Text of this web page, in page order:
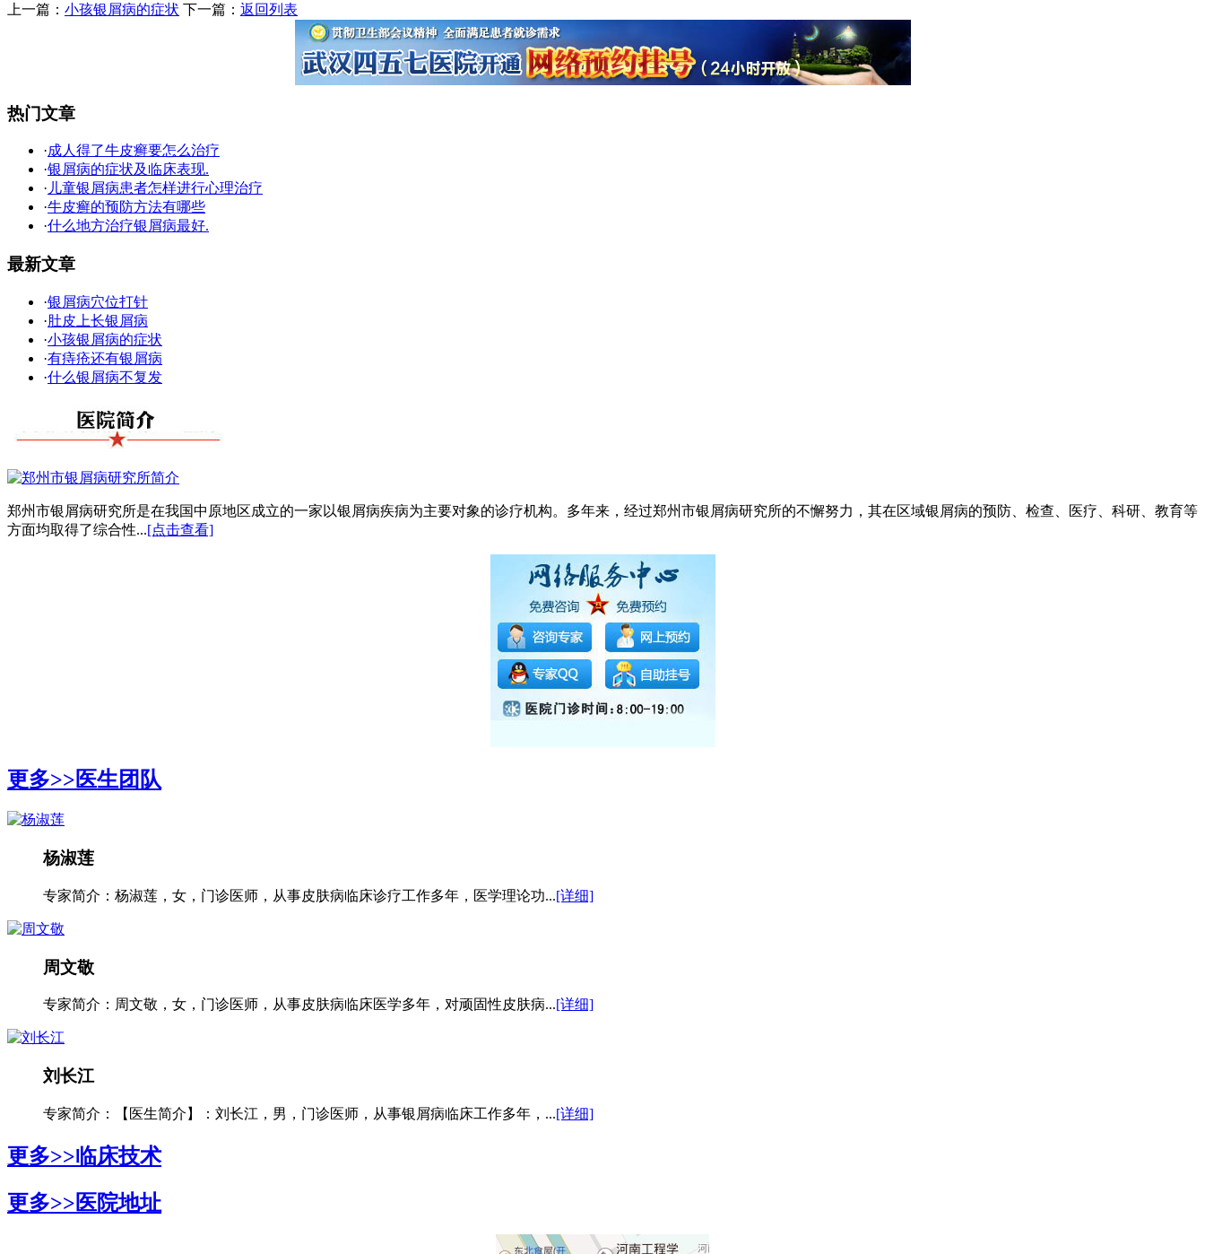
上一篇： 小孩银屑病的症状 下一篇： 返回列表
热门文章
·成人得了牛皮癣要怎么治疗
·银屑病的症状及临床表现.
· 儿童银屑病患者怎样进行心理治疗
·牛皮癣的预防方法有哪些
·什么地方治疗银屑病最好.
最新文章
·银屑病穴位打针
·肚皮上长银屑病
·小孩银屑病的症状
·有痔疮还有银屑病
·什么银屑病不复发
郑州市银屑病研究所是在我国中原地区成立的一家以银屑病疾病为主要对象的诊疗机构。多年来，经过郑州市银屑病研究所的不懈努力，其在区域银屑病的预防、检查、医疗、科研、教育等
方面均取得了综合性...[点击查看]
更多>>医生团队
杨淑莲
专家简介：杨淑莲，女，门诊医师，从事皮肤病临床诊疗工作多年，医学理论功...[详细]
周文敬
专家简介：周文敬，女，门诊医师，从事皮肤病临床医学多年，对顽固性皮肤病...[详细]
刘长江
专家简介：【医生简介】：刘长江，男，门诊医师，从事银屑病临床工作多年，...[详细]
更多>>临床技术
更多>>医院地址